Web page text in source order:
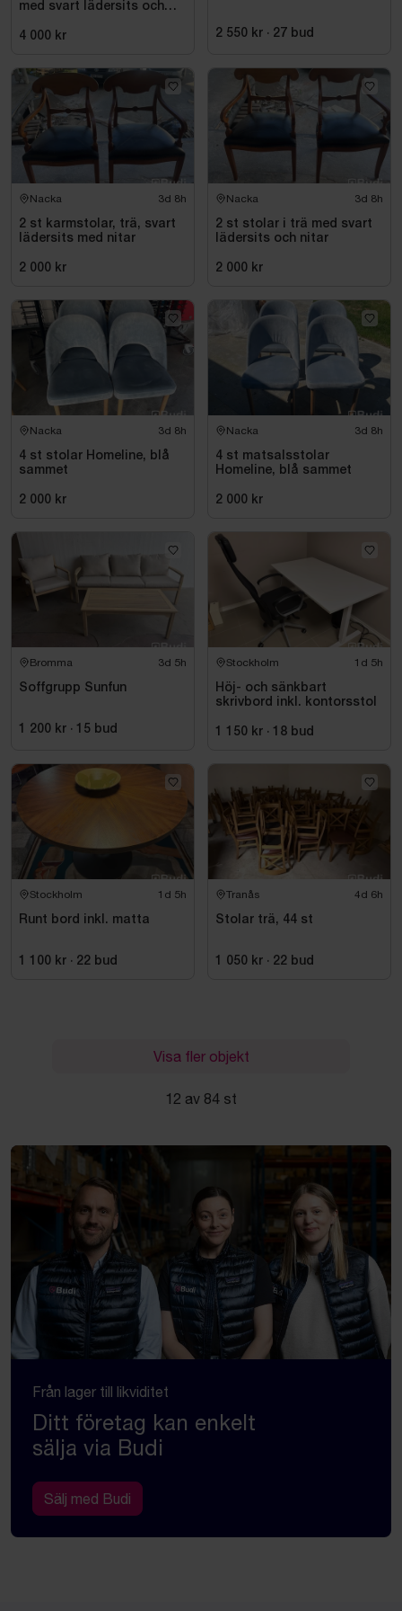
med svart lädersits och
4 000 kr
2 550 kr · 27 bud
Nacka 3d 8h
2 st karmstolar, trä, svart
lädersits med nitar
2 000 kr
Nacka 3d 8h
2 st stolar i trä med svart
lädersits och nitar
2 000 kr
Nacka 3d 8h
4 st stolar Homeline, blå
sammet
2 000 kr
Nacka 3d 8h
4 st matsalsstolar
Homeline, blå sammet
2 000 kr
Bromma 3d 5h
Soffgrupp Sunfun
1 200 kr · 15 bud
Stockholm 1d 5h
Höj- och sänkbart
skrivbord inkl. kontorsstol
1 150 kr · 18 bud
Stockholm 1d 5h
Runt bord inkl. matta
1 100 kr · 22 bud
Tranås 4d 6h
Stolar trä, 44 st
1 050 kr · 22 bud
Visa fler objekt
12 av 84 st
Från lager till likviditet
Ditt företag kan enkelt
sälja via Budi
Sälj med Budi